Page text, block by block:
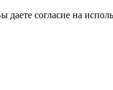
согласие на